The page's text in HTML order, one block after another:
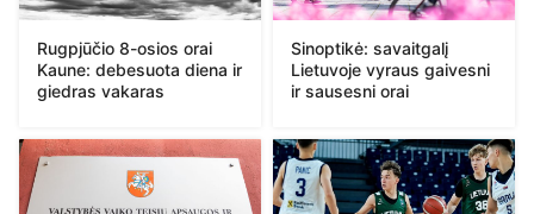
Rugpjūčio 8-osios orai
Kaune: debesuota diena ir
giedras vakaras
Sinoptikė: savaitgalį
Lietuvoje vyraus gaivesni
ir sausesni orai